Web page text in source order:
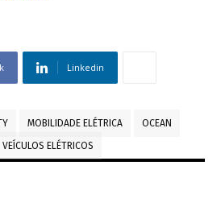
Linkedin
MOBILIDADE ELÉTRICA
OCEAN
VEÍCULOS ELÉTRICOS